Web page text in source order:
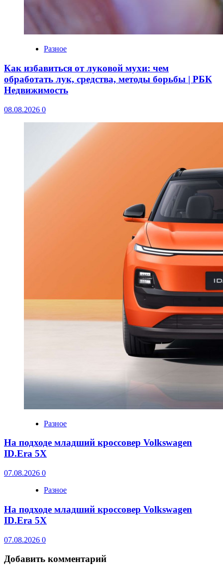
Разное
Как избавиться от луковой мухи: чем
обработать лук, средства, методы борьбы | РБК
Недвижимость
08.08.2026 0
Разное
На подходе младший кроссовер Volkswagen
ID.Era 5X
07.08.2026 0
Разное
На подходе младший кроссовер Volkswagen
ID.Era 5X
07.08.2026 0
Добавить комментарий